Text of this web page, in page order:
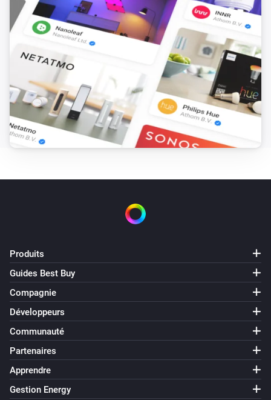
Produits
Guides Best Buy
Compagnie
Développeurs
Communauté
Partenaires
Apprendre
Gestion Energy